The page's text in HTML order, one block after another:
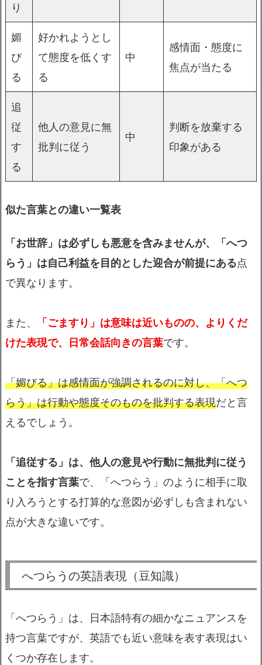
り
媚
び
る
好かれようとし
て態度を低くす
る
中
感情面・態度に
焦点が当たる
追
従
す
る
他人の意見に無
批判に従う
中
判断を放棄する
印象がある
似た言葉との違い一覧表
「お世辞」は必ずしも悪意を含みませんが、「へつ
らう」は自己利益を目的とした迎合が前提にある点
で異なります。
また、
「ごますり」は意味は近いものの、よりくだ
けた表現で、日常会話向きの言葉です。
「媚びる」は感情面が強調されるのに対し、「へつ
らう」は行動や態度そのものを批判する表現だと言
えるでしょう。
「追従する」は、他人の意見や行動に無批判に従う
ことを指す言葉で、「へつらう」のように相手に取
り入ろうとする打算的な意図が必ずしも含まれない
点が大きな違いです。
へつらうの英語表現（豆知識）
「へつらう」は、日本語特有の細かなニュアンスを
持つ言葉ですが、英語でも近い意味を表す表現はい
くつか存在します。